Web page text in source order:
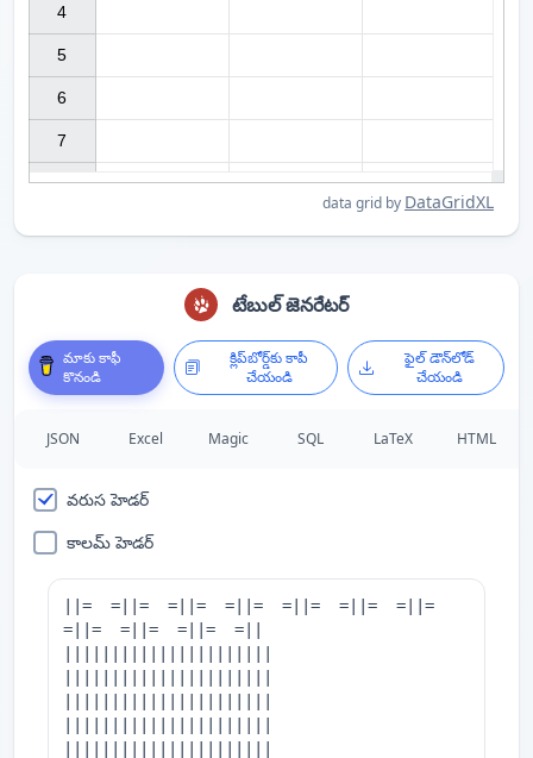
data grid by DataGridXL
4
5
6
7
టేబుల్ జెనరేటర్
మాకు కాఫీ
కొనండి
క్లిప్‌బోర్డ్‌కు కాపీ
చేయండి
ఫైల్ డౌన్‌లోడ్
చేయండి
JSON Excel Magic SQL LaTeX HTML
వరుస హెడర్
కాలమ్ హెడర్